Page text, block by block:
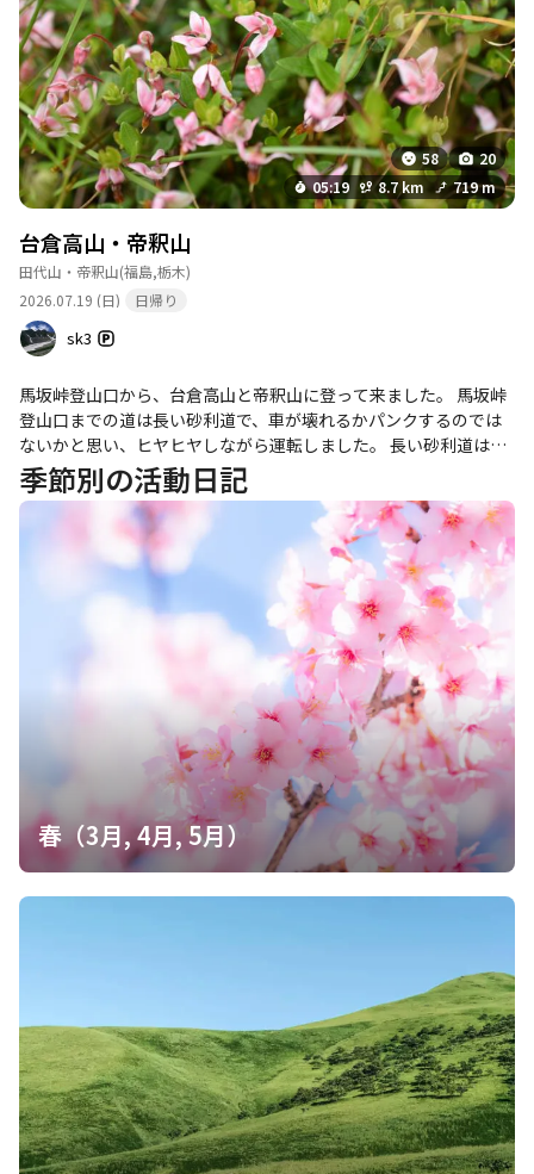
い．まだアブは少なかった．
58
20
05:19
8.7 km 719 m
台倉高山・帝釈山
田代山・帝釈山(福島,栃木)
2026.07.19 (日)
日帰り
sk3
馬坂峠登山口から、台倉高山と帝釈山に登って来ました。 馬坂峠
登山口までの道は長い砂利道で、車が壊れるかパンクするのでは
ないかと思い、ヒヤヒヤしながら運転しました。 長い砂利道は大
変ですが、馬坂峠登山口はきれいなトイレと2つの山に登れるとて
も良い登山口でした。
季節別の活動日記
春（3月, 4月, 5月）